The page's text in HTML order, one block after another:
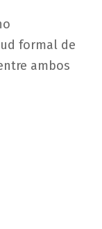
formal de
ambos